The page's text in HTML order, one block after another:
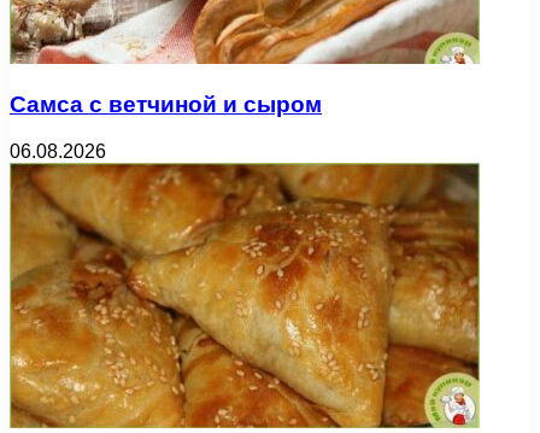
Самса с ветчиной и сыром
06.08.2026